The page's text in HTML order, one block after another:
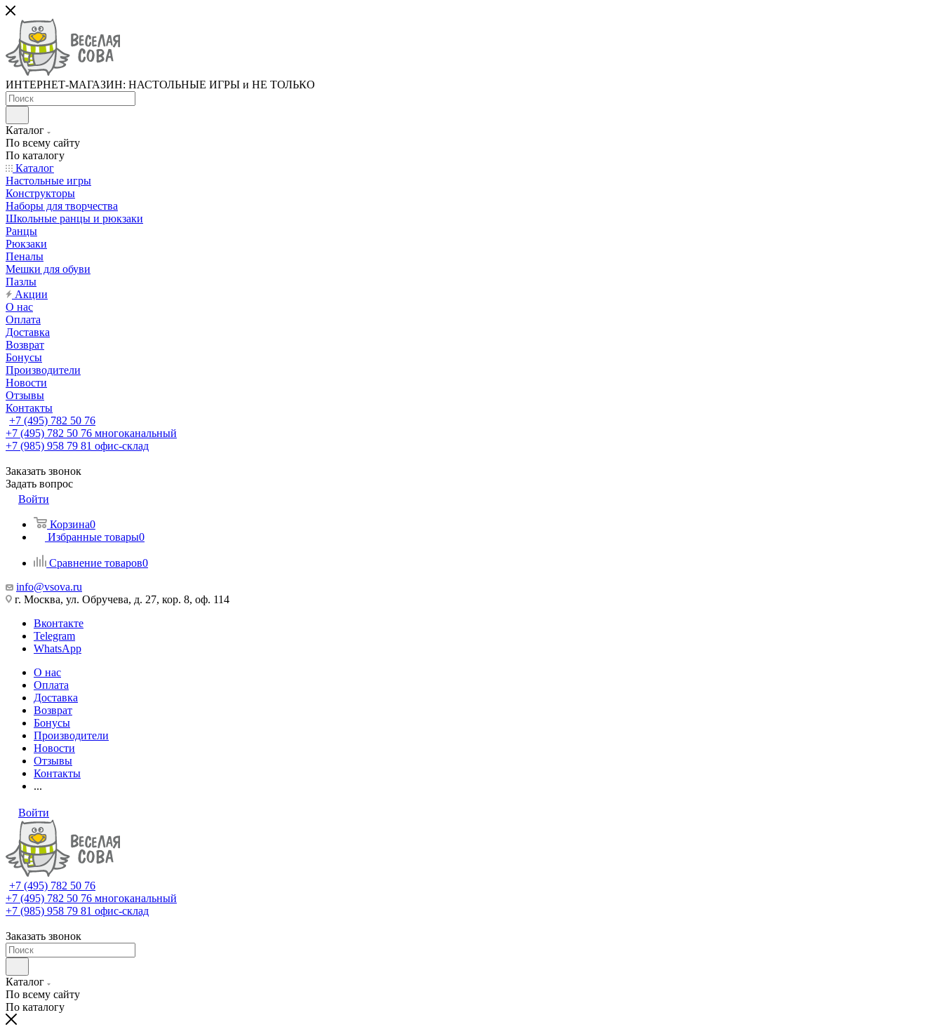
ИНТЕРНЕТ-МАГАЗИН: НАСТОЛЬНЫЕ ИГРЫ и НЕ ТОЛЬКО
Каталог
По всему сайту
По каталогу
Каталог
Настольные игры
Конструкторы
Наборы для творчества
Школьные ранцы и рюкзаки
Ранцы
Рюкзаки
Пеналы
Мешки для обуви
Пазлы
Акции
О нас
Оплата
Доставка
Возврат
Бонусы
Производители
Новости
Отзывы
Контакты
+7 (495) 782 50 76
+7 (495) 782 50 76 многоканальный
+7 (985) 958 79 81 офис-склад
Заказать звонок
Задать вопрос
Войти
Корзина0
Избранные товары0
Сравнение товаров0
info@vsova.ru
г. Москва, ул. Обручева, д. 27, кор. 8, оф. 114
Вконтакте
Telegram
WhatsApp
О нас
Оплата
Доставка
Возврат
Бонусы
Производители
Новости
Отзывы
Контакты
...
Войти
+7 (495) 782 50 76
+7 (495) 782 50 76 многоканальный
+7 (985) 958 79 81 офис-склад
Заказать звонок
Каталог
По всему сайту
По каталогу